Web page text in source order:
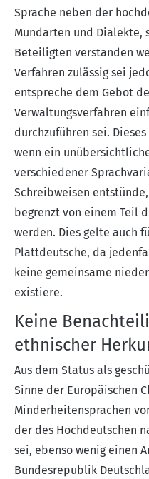
Sprache neben der
Mundarten und Dialekte,
Beteiligten verstanden
Verfahren zulässig sei
entspreche dem Gebot
Verwaltungsverfahren
durchzuführen sei.
wenn ein
verschiedener
Schreibweisen
begrenzt von einem Teil
werden. Dies gelte auch
Plattdeutsche, da
keine gemeinsame
existiere.
Keine
ethnischer
Aus dem Status als
Sinne der Europäischen
Minderheitensprachen
der des Hochdeutschen
sei, ebenso wenig einen
Bundesrepublik